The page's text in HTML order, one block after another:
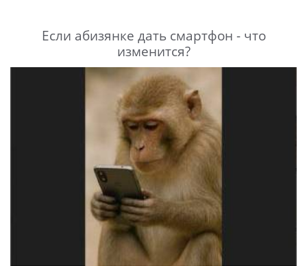
Если абизянке дать смартфон - что
изменится?